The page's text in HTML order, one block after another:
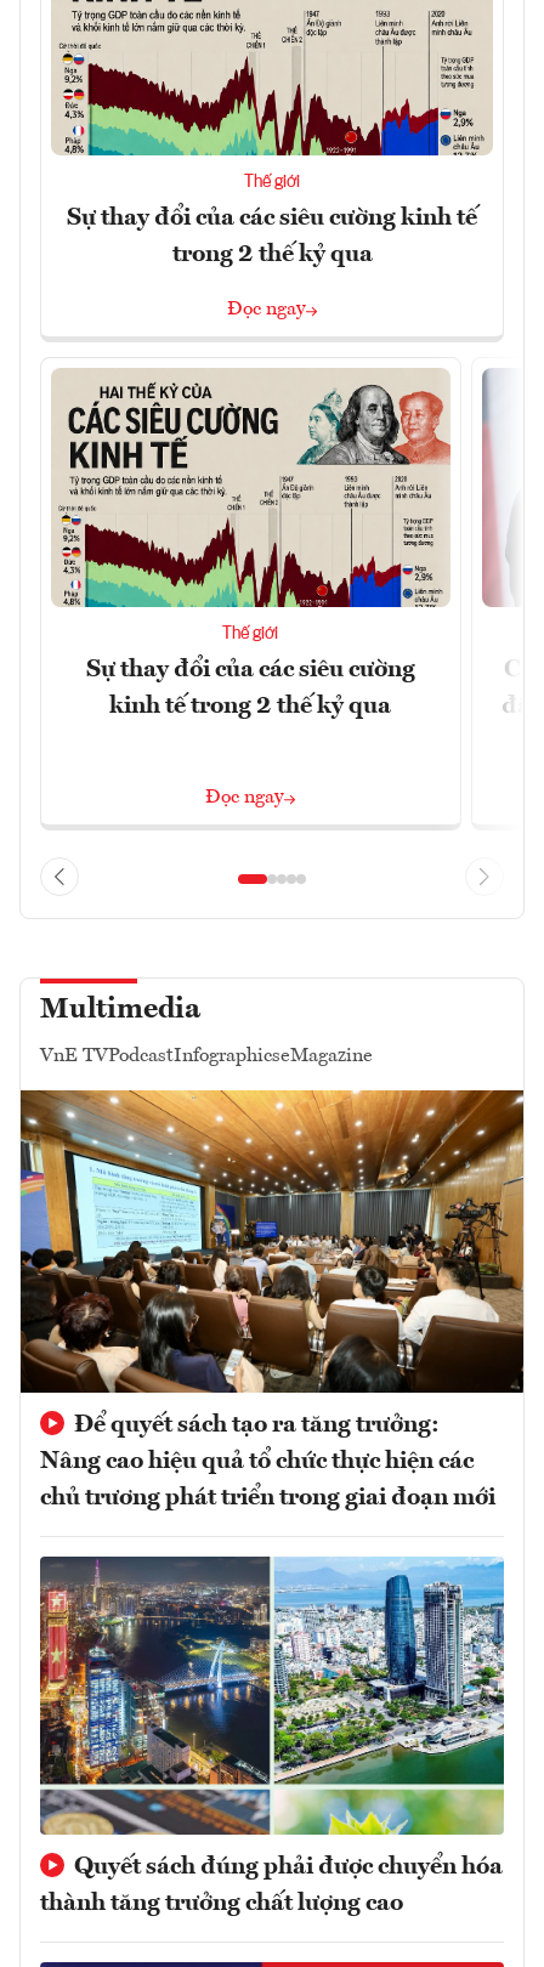
Thế giới
Sự thay đổi của các siêu cường kinh tế
trong 2 thế kỷ qua
Đọc ngay
Thế giới
Sự thay đổi của các siêu cường
kinh tế trong 2 thế kỷ qua
Đọc ngay
đã
Multimedia
VnE TVPodcastInfographicseMagazine
Để quyết sách tạo ra tăng trưởng:
Nâng cao hiệu quả tổ chức thực hiện các
chủ trương phát triển trong giai đoạn mới
Quyết sách đúng phải được chuyển hóa
thành tăng trưởng chất lượng cao